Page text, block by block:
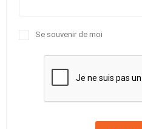
Se souvenir de moi